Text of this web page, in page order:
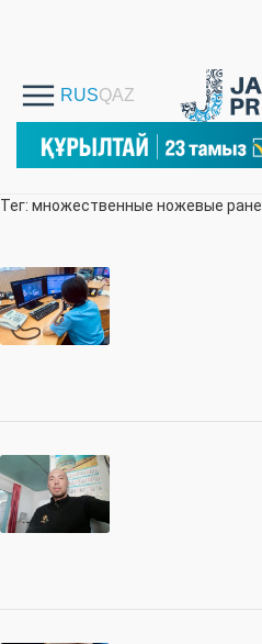
Тег: множественные ножевые